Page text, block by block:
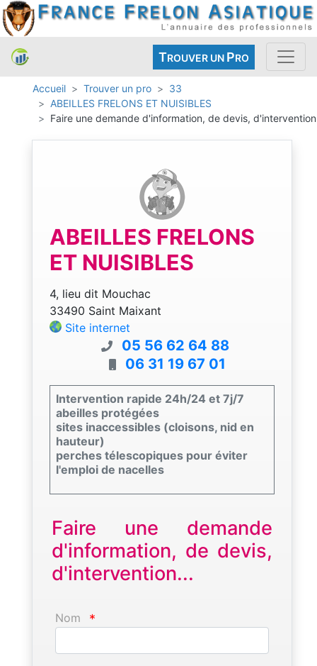
TROUVER UN PRO
Accueil Trouver un pro
33
ABEILLES FRELONS ET NUISIBLES
Faire une demande d'information, de devis, d'intervention
ABEILLES FRELONS
ET NUISIBLES
4, lieu dit Mouchac
33490 Saint Maixant
Site internet
05 56 62 64 88
06 31 19 67 01
Intervention rapide 24h/24 et 7j/7
abeilles protégées
sites inaccessibles (cloisons, nid en
hauteur)
perches télescopiques pour éviter
l'emploi de nacelles
Faire une demande
d'information, de devis,
d'intervention...
Nom *